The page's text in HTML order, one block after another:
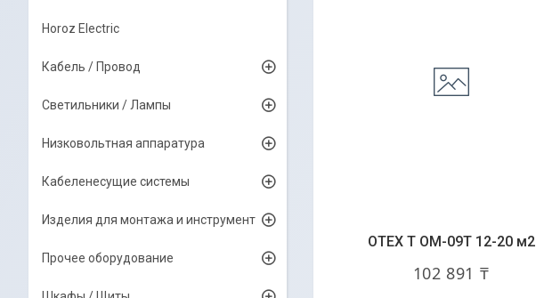
OTEX T OM-09T 12-20 м2
102 891 ₸
Horoz Electric
Кабель / Провод
Светильники / Лампы
Низковольтная аппаратура
Кабеленесущие системы
Изделия для монтажа и инструмент
Прочее оборудование